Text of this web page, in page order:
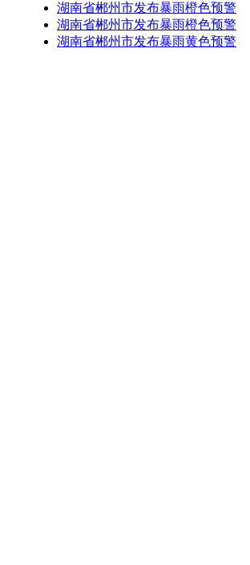
湖南省郴州市发布暴雨橙色预警
湖南省郴州市发布暴雨橙色预警
湖南省郴州市发布暴雨黄色预警